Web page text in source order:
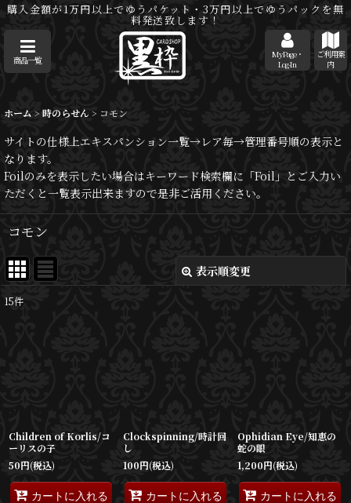
購入金額が1万円以上でゆうパケット・3万円以上でゆうパックを無
料発送致します！
商品一覧
MyPage・
Log-In
ご利用案
内
ホーム > 時のらせん > コモン
サイトの仕様上エキスパンション一覧→レア毎→管理番号順の表示と
なります。
Foilのみを表示したい場合はキーワード検索欄に「Foil」とご入力い
ただくと一覧表示出来ますので是非ご活用ください。
コモン
表示順変更
15件
Children of Korlis/コ
ーリスの子
50円(税込)
カートに入れる
Clockspinning/時計回
し
100円(税込)
カートに入れる
Ophidian Eye/知恵の
蛇の眼
1,200円(税込)
カートに入れる